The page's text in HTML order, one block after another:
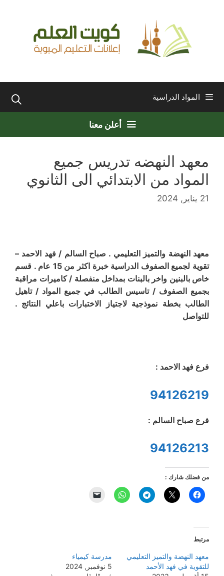
المواد الدراسية
أعلن معنا
معهد النهضه تدريس جميع
المواد من الابتدائي الى الثانوي
21 يناير, 2024
معهد النهضة والتميز التعليمي . صباح السالم / فهد الاحمد –
تقوية لجميع الصفوف الدراسية خبرة اكثر من 15 عام . قسم
خاص بالبنين واخر بالبنات بمداخل منفصلة / كاميرات مراقبة
بجميع الصفوف / تاسيس الطالب في جميع المواد / تاهيل
الطالب بخطة نموذجية لاجتياز الاختبارات باعلي النتائج .
للتواصل
فرع فهد الاحمد :
94126219
فرع صباح السالم :
94126213
من فضلك شارك :
مرتبط
معهد النهضة والتميز التعليمي
للتقوية في فهد الأحمد
مدرسة كيمياء
5 نوفمبر, 2024